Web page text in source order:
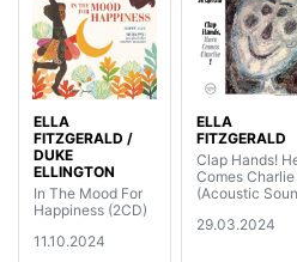
ELLA
FITZGERALD /
DUKE
ELLINGTON
In The Mood For
Happiness (2CD)
11.10.2024
ELLA
FITZGERALD
Clap Hands!
Comes Charlie
(Acoustic
29.03.2024